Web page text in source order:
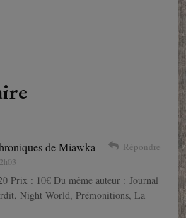
de Miawka Répondre
Prix : 10€ Du même auteur : Journal
Night World, Prémonitions, La